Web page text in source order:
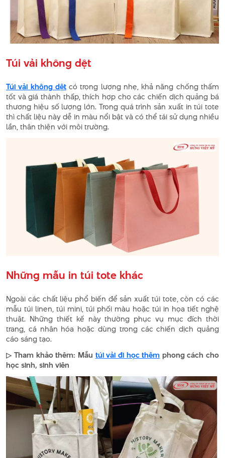
Túi vải không dệt
Túi vải không dệtcó trọng lượng nhẹ, khả năng chống thấm
tốt và giá thành thấp, thích hợp cho các chiến dịch quảng bá
thương hiệu số lượng lớn. Trong quá trình sản xuất in túi tote
thì chất liệu này dễ in màu nổi bật và có thể tái sử dụng nhiều
lần, thân thiện với môi trường.
Những mẫu in túi tote khác
Ngoài các chất liệu phổ biến để sản xuất túi tote, còn có các
mẫu túi linen, túi mini, túi phối màu hoặc túi in họa tiết nghệ
thuật. Những thiết kế này thường phục vụ mục đích thời
trang, cá nhân hóa hoặc dùng trong các chiến dịch quảng
cáo sáng tạo.
▷ Tham khảo thêm: Mẫu túi vải đi học thêm phong cách cho
học sinh, sinh viên